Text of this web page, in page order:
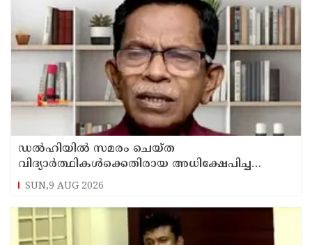
ഡൽഹിയിൽ സമരം ചെയ്ത
വിദ്യാർത്ഥികൾക്കെതിരായ അധിക്ഷേപിച്ച
കേസില്‍ സംഘപരിവാർ സഹയാത്രികൻ ടി ജി
മോഹന്‍ദാസ് കസ്റ്റഡിയിൽ
SUN,9 AUG 2026